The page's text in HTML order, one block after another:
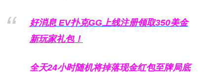
好消息 EV扑克GG上线注册领取350美金
新玩家礼包！
全天24小时随机将掉落现金红包至牌局底